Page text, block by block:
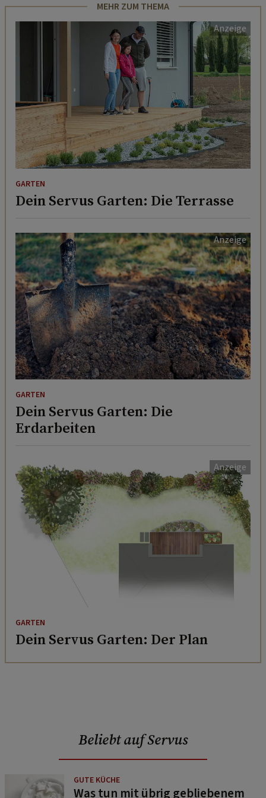
MEHR ZUM THEMA
GARTEN
Dein Servus Garten: Die Terrasse
GARTEN
Dein Servus Garten: Die
Erdarbeiten
GARTEN
Dein Servus Garten: Der Plan
Beliebt auf Servus
GUTE KÜCHE
Was tun mit übrig gebliebenem